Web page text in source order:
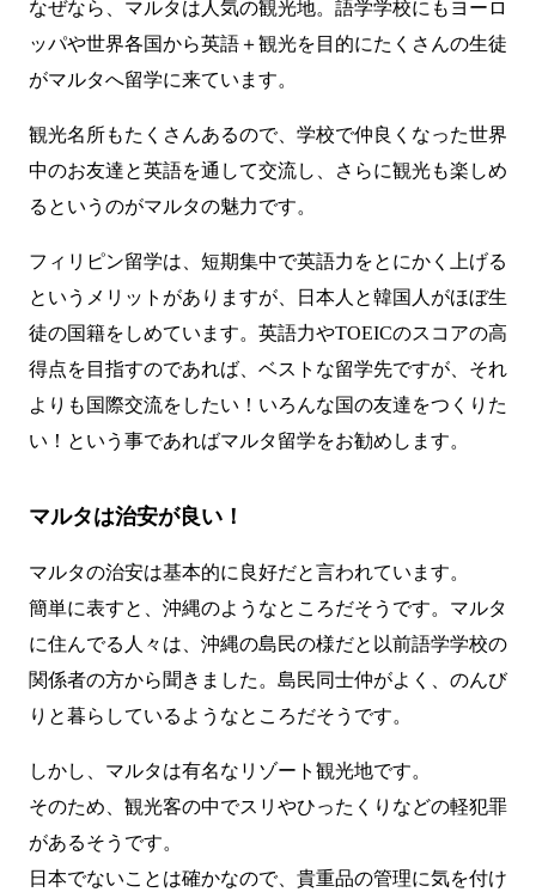
なぜなら、マルタは人気の観光地。語学学校にもヨーロ
ッパや世界各国から英語＋観光を目的にたくさんの生徒
がマルタへ留学に来ています。
観光名所もたくさんあるので、学校で仲良くなった世界
中のお友達と英語を通して交流し、さらに観光も楽しめ
るというのがマルタの魅力です。
フィリピン留学は、短期集中で英語力をとにかく上げる
というメリットがありますが、日本人と韓国人がほぼ生
徒の国籍をしめています。英語力やTOEICのスコアの高
得点を目指すのであれば、ベストな留学先ですが、それ
よりも国際交流をしたい！いろんな国の友達をつくりた
い！という事であればマルタ留学をお勧めします。
マルタは治安が良い！
マルタの治安は基本的に良好だと言われています。
簡単に表すと、沖縄のようなところだそうです。マルタ
に住んでる人々は、沖縄の島民の様だと以前語学学校の
関係者の方から聞きました。島民同士仲がよく、のんび
りと暮らしているようなところだそうです。
しかし、マルタは有名なリゾート観光地です。
そのため、観光客の中でスリやひったくりなどの軽犯罪
があるそうです。
日本でないことは確かなので、貴重品の管理に気を付け